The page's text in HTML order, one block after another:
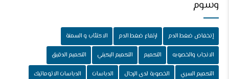
وسوم
إنخفاض ضغط الدم ارتفاع ضغط الدم الاكتئاب و السمنة
الانجاب والخصوبه التكميم التكميم البكيني التكميم الدقيق
التكميم السري الخصوبة لدى الرجال الدباسات الدباسات الاتوماتيك